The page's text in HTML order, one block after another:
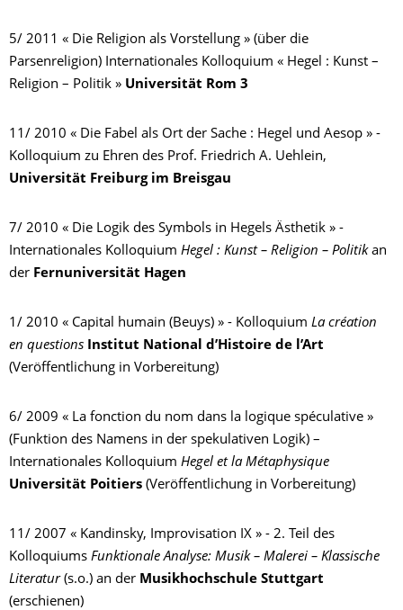
5/ 2011 « Die Religion als Vorstellung » (über die
Parsenreligion) Internationales Kolloquium « Hegel : Kunst –
Religion – Politik » Universität Rom 3
11/ 2010 « Die Fabel als Ort der Sache : Hegel und Aesop » -
Kolloquium zu Ehren des Prof. Friedrich A. Uehlein,
Universität Freiburg im Breisgau
7/ 2010 « Die Logik des Symbols in Hegels Ästhetik » -
Internationales Kolloquium Hegel : Kunst – Religion – Politikan
der Fernuniversität Hagen
1/ 2010 « Capital humain (Beuys) » - Kolloquium La création
en questions Institut National d’Histoire de l’Art
(Veröffentlichung in Vorbereitung)
6/ 2009 « La fonction du nom dans la logique spéculative »
(Funktion des Namens in der spekulativen Logik) –
Internationales Kolloquium Hegel et la Métaphysique
Universität Poitiers (Veröffentlichung in Vorbereitung)
11/ 2007 « Kandinsky, Improvisation IX » - 2. Teil des
Kolloquiums Funktionale Analyse: Musik – Malerei – Klassische
Literatur (s.o.) an der Musikhochschule Stuttgart
(erschienen)